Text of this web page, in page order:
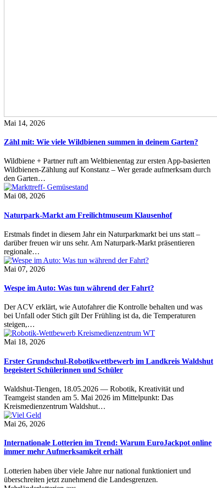
Mai 14, 2026
Zähl mit: Wie viele Wildbienen summen in deinem Garten?
Wildbiene + Partner ruft am Weltbienentag zur ersten App-basierten
Wildbienen-Zählung auf Konstanz – Wer gerade aufmerksam durch
den Garten…
Mai 08, 2026
Naturpark-Markt am Freilichtmuseum Klausenhof
Erstmals findet in diesem Jahr ein Naturparkmarkt bei uns statt –
darüber freuen wir uns sehr. Am Naturpark-Markt präsentieren
regionale…
Mai 07, 2026
Wespe im Auto: Was tun während der Fahrt?
Der ACV erklärt, wie Autofahrer die Kontrolle behalten und was
bei Unfall oder Stich gilt Der Frühling ist da, die Temperaturen
steigen,…
Mai 18, 2026
Erster Grundschul-Robotikwettbewerb im Landkreis Waldshut
begeistert Schülerinnen und Schüler
Waldshut-Tiengen, 18.05.2026 — Robotik, Kreativität und
Teamgeist standen am 5. Mai 2026 im Mittelpunkt: Das
Kreismedienzentrum Waldshut…
Mai 26, 2026
Internationale Lotterien im Trend: Warum EuroJackpot online
immer mehr Aufmerksamkeit erhält
Lotterien haben über viele Jahre nur national funktioniert und
überschreiten jetzt zunehmend die Landesgrenzen.